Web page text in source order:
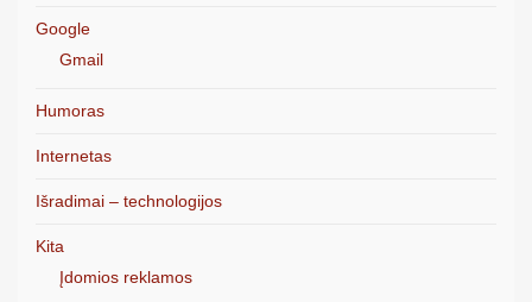
Google
Gmail
Humoras
Internetas
Išradimai – technologijos
Kita
Įdomios reklamos